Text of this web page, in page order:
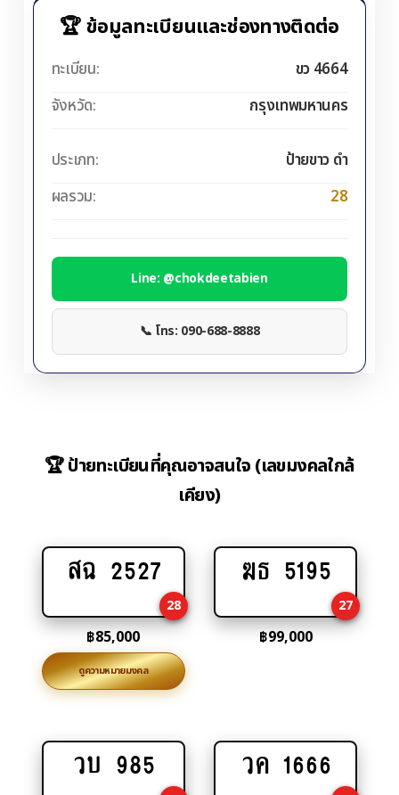
🏆 ข้อมูลทะเบียนและช่องทางติดต่อ
ทะเบียน:
ขว 4664
จังหวัด:
กรุงเทพมหานคร
ประเภท:
ป้ายขาว ดำ
ผลรวม:
28
Line: @chokdeetabien
📞 โทร: 090-688-8888
🏆 ป้ายทะเบียนที่คุณอาจสนใจ (เลขมงคลใกล้
เคียง)
Add
cart
สฉ 2527
28
฿85,000
ดูความหมายมงคล
Add
cart
ฆธ 5195
27
฿99,000
Add
วบ 985
Add
วค 1666